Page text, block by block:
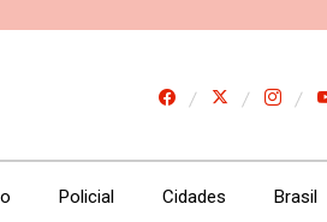
Policial Cidades Brasil